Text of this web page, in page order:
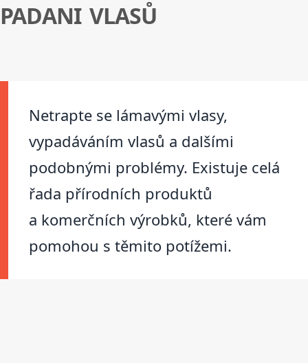
PADANI VLASŮ
Netrapte se lámavými vlasy,
vypadáváním vlasů a dalšími
podobnými problémy. Existuje celá
řada přírodních produktů
a komerčních výrobků, které vám
pomohou s těmito potížemi.